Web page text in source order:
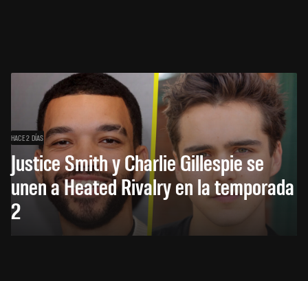
HACE 2 DÍAS
Justice Smith y Charlie Gillespie se
unen a Heated Rivalry en la temporada
2